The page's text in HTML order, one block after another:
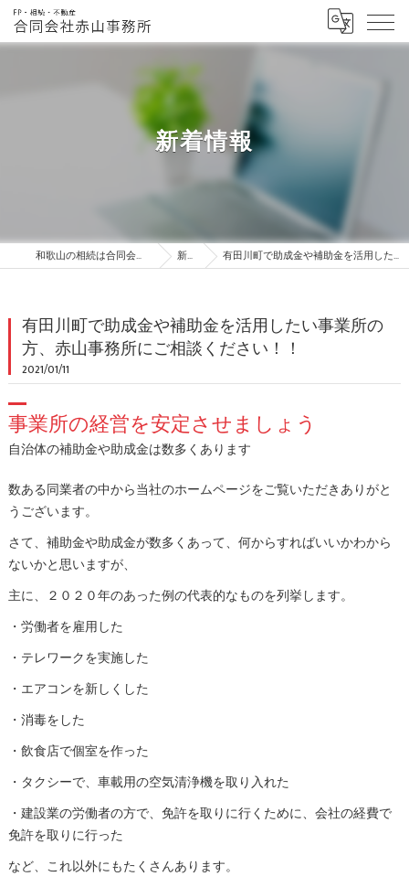
新着情報
和歌山の相続は合同会社赤山事務所・FP・相続・不動産 新着情報 有田川町で助成金や補助金を活用したい事業所の方、赤山事務所にご相談ください！！
有田川町で助成金や補助金を活用したい事業所の
方、赤山事務所にご相談ください！！
2021/01/11
自治体の補助金や助成金は数多くあります
事業所の経営を安定させましょう
数ある同業者の中から当社のホームページをご覧いただきありがと
うございます。
さて、補助金や助成金が数多くあって、何からすればいいかわから
ないかと思いますが、
主に、２０２０年のあった例の代表的なものを列挙します。
・労働者を雇用した
・テレワークを実施した
・エアコンを新しくした
・消毒をした
・飲食店で個室を作った
・タクシーで、車載用の空気清浄機を取り入れた
・建設業の労働者の方で、免許を取りに行くために、会社の経費で
免許を取りに行った
など、これ以外にもたくさんあります。